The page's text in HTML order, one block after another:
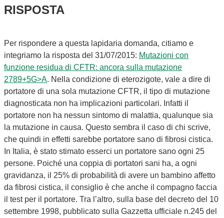
RISPOSTA
Per rispondere a questa lapidaria domanda, citiamo e
integriamo la risposta del 31/07/2015: Mutazioni con
funzione residua di CFTR: ancora sulla mutazione
2789+5G>A. Nella condizione di eterozigote, vale a dire di
portatore di una sola mutazione CFTR, il tipo di mutazione
diagnosticata non ha implicazioni particolari. Infatti il
portatore non ha nessun sintomo di malattia, qualunque sia
la mutazione in causa. Questo sembra il caso di chi scrive,
che quindi in effetti sarebbe portatore sano di fibrosi cistica.
In Italia, è stato stimato esserci un portatore sano ogni 25
persone. Poiché una coppia di portatori sani ha, a ogni
gravidanza, il 25% di probabilità di avere un bambino affetto
da fibrosi cistica, il consiglio è che anche il compagno faccia
il test per il portatore. Tra l’altro, sulla base del decreto del 10
settembre 1998, pubblicato sulla Gazzetta ufficiale n.245 del